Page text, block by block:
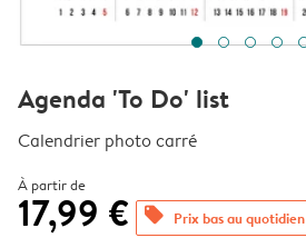
Agenda 'To Do' list
Calendrier photo carré
À partir de
17,99 € offers Prix bas au quotidien